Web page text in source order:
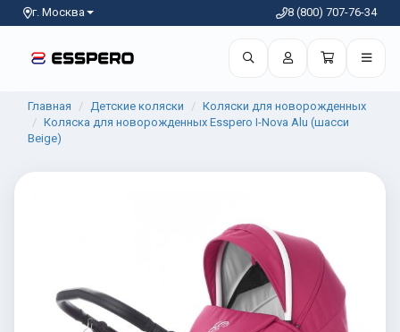
г. Москва 8 (800) 707-76-34
Главная Детские коляски
Коляски для новорожденных
Коляска для новорожденных Esspero I-Nova Alu (шасси
Beige)